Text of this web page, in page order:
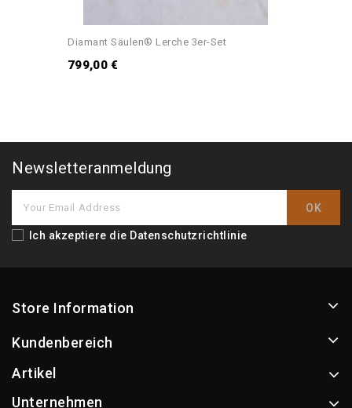
Diamant Säulen® Lerche 3er-Set
799,00 €
Newsletteranmeldung
Ich akzeptiere die Datenschutzrichtlinie
Store Information
Kundenbereich
Artikel
Unternehmen